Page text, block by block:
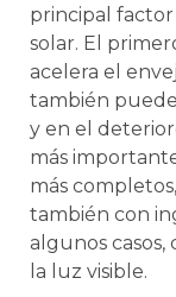
principal factor
solar. El
acelera el
también
y en el
más
más
también con
algunos
la luz visible.